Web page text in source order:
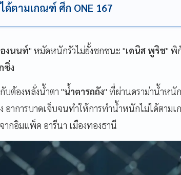
ตามเกณฑ์ ศึก ONE 167
องนนท์" หมัดหนักรัวไม่ยั้งชกชนะ "เดนิส พูริช" พิ
ซิ่ง
บต้องหลั่งน้ำตา "น้ำตารถถัง" ที่ผ่านดราม่าน้ำหนั
อาการบาดเจ็บจนทำให้การทำน้ำหนักไม่ได้ตาม
ากอิมแพ็ค อารีนา เมืองทองธานี